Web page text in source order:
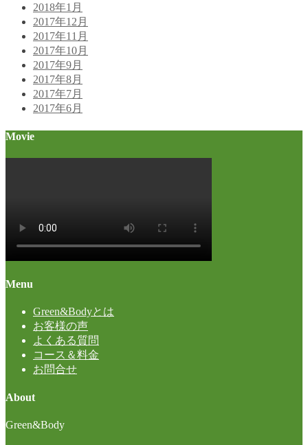
2018年1月
2017年12月
2017年11月
2017年10月
2017年9月
2017年8月
2017年7月
2017年6月
Movie
Menu
Green&Bodyとは
お客様の声
よくある質問
コース＆料金
お問合せ
About
Green&Body